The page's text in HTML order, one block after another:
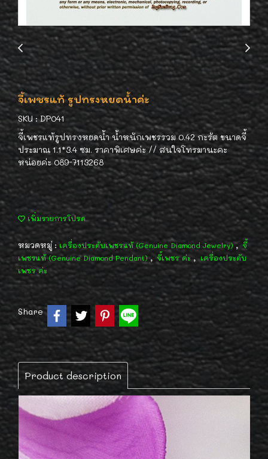
จี้เพชรแท้ รูปทรงหยดน้ำค่ะ
SKU : DP041
จี้เพชรแท้รูปทรงหยดน้ำ น้ำหนักเพชรรวม 0.42 กะรัต ขนาดจี้
ประมาณ 1.1*3.4 ซม. ราคาพิเศษค่ะ // สนใจโทรมานะคะ
หน่อยค่ะ 089-7113268
เพิ่มรายการโปรด
หมวดหมู่ : เครื่องประดับเพชรแท้ (Genuine Diamond Jewelry), จี้
เพชรแท้ (Genuine Diamond Pendant), จี้เพชร ค่ะ , เครื่องประดับ
เพชร ค่ะ
Share
Product description